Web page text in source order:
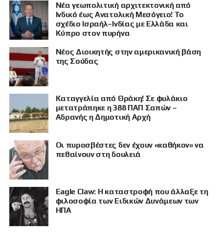
Νέα γεωπολιτική αρχιτεκτονική από
Ινδικό έως Ανατολική Μεσόγειο! Το
σχέδιο Ισραήλ–Ινδίας με Ελλάδα και
Κύπρο στον πυρήνα
Νέος Διοικητής στην αμερικανική βάση
της Σούδας
Καταγγελία από Θράκη! Σε φυλάκιο
μετατράπηκε η 388 ΠΑΠ Σαπών –
Αδρανής η Δημοτική Αρχή
Οι πυροσβέστες δεν έχουν «καθήκον» να
πεθαίνουν στη δουλειά
Eagle Claw: Η καταστροφή που άλλαξε τη
φιλοσοφία των Ειδικών Δυνάμεων των
ΗΠΑ